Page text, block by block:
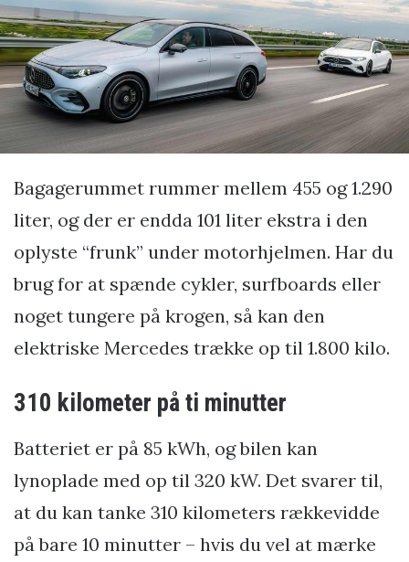
Bagagerummet rummer mellem 455 og 1.290
liter, og der er endda 101 liter ekstra i den
oplyste “frunk” under motorhjelmen. Har du
brug for at spænde cykler, surfboards eller
noget tungere på krogen, så kan den
elektriske Mercedes trække op til 1.800 kilo.
310 kilometer på ti minutter
Batteriet er på 85 kWh, og bilen kan
lynoplade med op til 320 kW. Det svarer til,
at du kan tanke 310 kilometers rækkevidde
på bare 10 minutter – hvis du vel at mærke